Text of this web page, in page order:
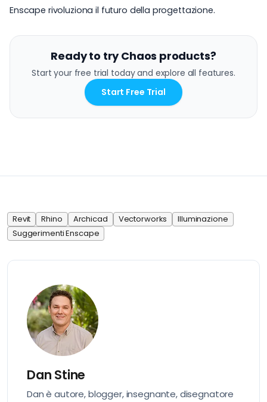
Enscape rivoluziona il futuro della progettazione.
Ready to try Chaos products?
Start your free trial today and explore all features.
Start Free Trial
Revit Rhino Archicad Vectorworks
Illuminazione
Suggerimenti Enscape
Dan Stine
Dan è autore, blogger, insegnante, disegnatore